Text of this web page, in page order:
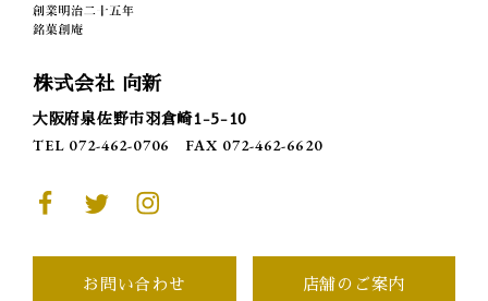
株式会社 向新
大阪府泉佐野市羽倉崎1-5-10
TEL 072-462-0706 FAX 072-462-6620
お問い合わせ 店舗のご案内